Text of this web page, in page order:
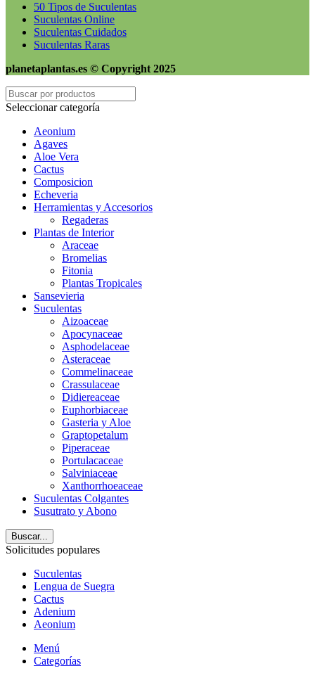
50 Tipos de Suculentas
Suculentas Online
Suculentas Cuidados
Suculentas Raras
planetaplantas.es © Copyright 2025
Seleccionar categoría
Aeonium
Agaves
Aloe Vera
Cactus
Composicion
Echeveria
Herramientas y Accesorios
Regaderas
Plantas de Interior
Araceae
Bromelias
Fitonia
Plantas Tropicales
Sansevieria
Suculentas
Aizoaceae
Apocynaceae
Asphodelaceae
Asteraceae
Commelinaceae
Crassulaceae
Didiereaceae
Euphorbiaceae
Gasteria y Aloe
Graptopetalum
Piperaceae
Portulacaceae
Salviniaceae
Xanthorrhoeaceae
Suculentas Colgantes
Susutrato y Abono
Buscar...
Solicitudes populares
Suculentas
Lengua de Suegra
Cactus
Adenium
Aeonium
Menú
Categorías